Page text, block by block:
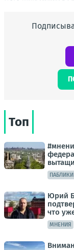
Топ
ПАБЛИКИ
Юрий
что
МНЕНИЯ